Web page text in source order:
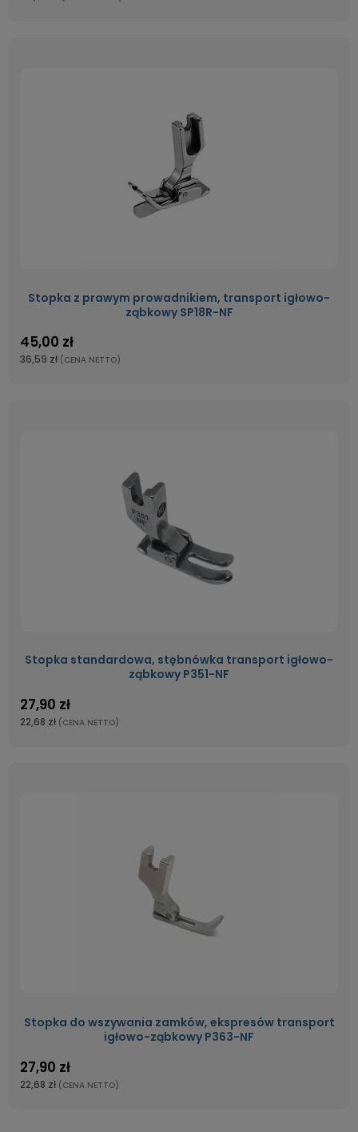
Stopka z prawym prowadnikiem, transport igłowo-
ząbkowy SP18R-NF
45,00 zł
36,59 zł (CENA NETTO)
Stopka standardowa, stębnówka transport igłowo-
ząbkowy P351-NF
27,90 zł
22,68 zł (CENA NETTO)
Stopka do wszywania zamków, ekspresów transport
igłowo-ząbkowy P363-NF
27,90 zł
22,68 zł (CENA NETTO)